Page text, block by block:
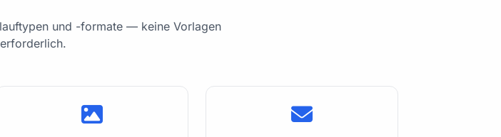
und -formate — keine Vorlagen